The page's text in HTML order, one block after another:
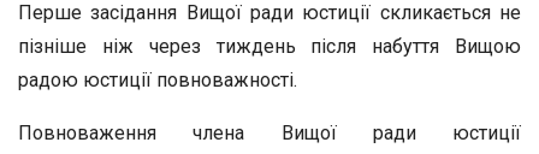
Перше засідання Вищої ради юстиції скликається не
пізніше ніж через тиждень після набуття Вищою
радою юстиції повноважності.
Повноваження члена Вищої ради юстиції